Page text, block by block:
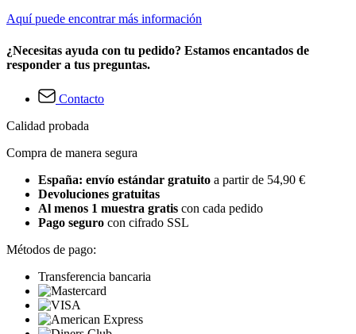
Aquí puede encontrar más información
¿Necesitas ayuda con tu pedido? Estamos encantados de
responder a tus preguntas.
Contacto
Calidad probada
Compra de manera segura
España: envío estándar gratuito a partir de 54,90 €
Devoluciones gratuitas
Al menos 1 muestra gratis con cada pedido
Pago seguro con cifrado SSL
Métodos de pago:
Transferencia bancaria